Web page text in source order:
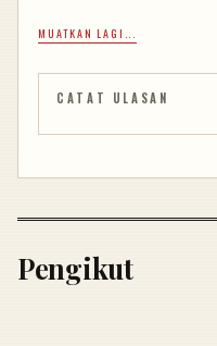
MUATKAN LAGI...
CATAT ULASAN
Pengikut